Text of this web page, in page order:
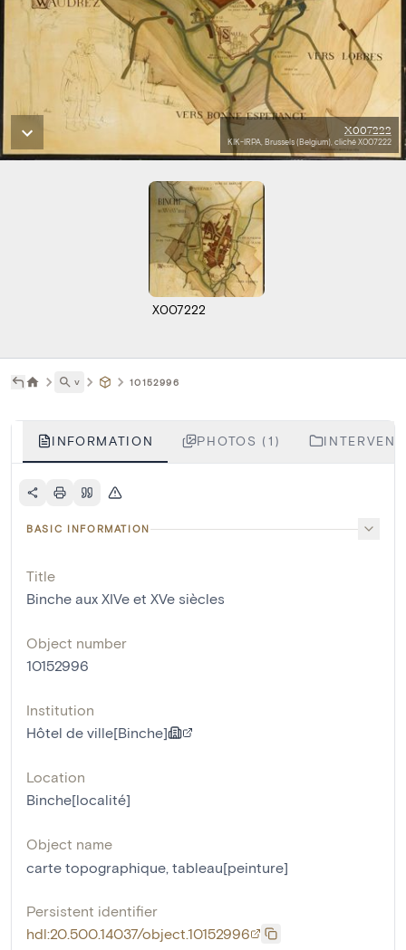
X007222
KIK-IRPA, Brussels (Belgium), cliché X007222
X007222
˅ 10152996
INFORMATION PHOTOS (1)
BASIC INFORMATION
Title
Binche aux XIVe et XVe siècles
Object number
10152996
Institution
Hôtel de ville[Binche]
Location
Binche[localité]
Object name
carte topographique, tableau[peinture]
Persistent identifier
hdl:20.500.14037/object.10152996